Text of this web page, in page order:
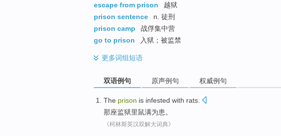
escape from prison
越狱
prison sentence
n. 徒刑
prison camp
战俘集中营
go to prison
入狱；被监禁
更多词组短语
双语例句 原声例句 权威例句
The prison is infested with rats
那座监狱里鼠满为患。
《柯林斯英汉双解大词典》